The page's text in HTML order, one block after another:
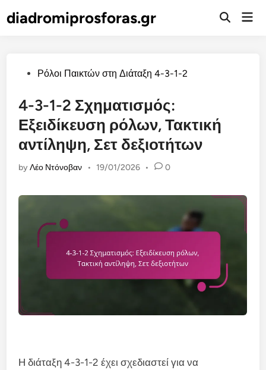
todiadromiprosforas.gr
Open
PostedΡόλοι Παικτών στη Διάταξη 4-3-1-2
4-3-1-2 Σχηματισμός:
Εξειδίκευση ρόλων, Τακτική
αντίληψη, Σετ δεξιοτήτων
byΛέο Ντόνοβαν • 19/01/2026 • 0
Η διάταξη 4-3-1-2 έχει σχεδιαστεί για να